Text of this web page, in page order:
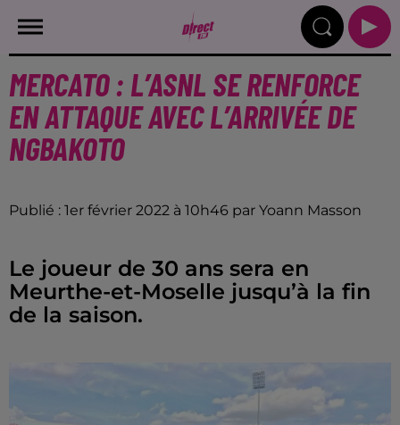
MERCATO : L’ASNL SE RENFORCE
EN ATTAQUE AVEC L’ARRIVÉE DE
NGBAKOTO
Publié : 1er février 2022 à 10h46 par Yoann Masson
Le joueur de 30 ans sera en
Meurthe-et-Moselle jusqu’à la fin
de la saison.